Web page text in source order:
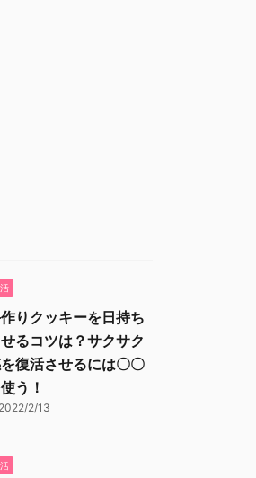
りクッキーを日持ち
るコツは？サクサク
復活させるには〇〇
う！
2022/2/13